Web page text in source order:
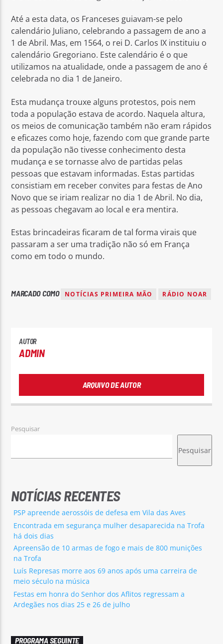
Rádio No ar
Até a esta data, os Franceses guiavam-se pelo
calendário Juliano, celebrando a passagem de ano a
1 de Abril. Mas, em 1564, o rei D. Carlos IX instituiu o
calendário Gregoriano. Este calendário é o que
utilizamos na atualidade, onde a passagem de ano é
celebrada no dia 1 de Janeiro.
Esta mudança trouxe alguns protestos, pois nem
toda a população estava de acordo. Naquela altura,
os meios de comunicação também não eram rápidos
e eficazes como hoje, fazendo com que grande parte
da população não tivesse conhecimento desta
mudança e se tornasse alvo de partidas pelas
pessoas que estavam informadas. Estas partidas
consistiam em receber convites para festas de Ano
Novo que se iriam realizar no dia 1 de Abril. No dia,
as pessoas chegavam ao local e era mentira.
Estas brincadeiras ficaram de tal forma virais que
passaram a ser uma tradição não só em França
como em todo o mundo.
MARCADO COMO NOTÍCIAS PRIMEIRA MÃO RÁDIO NOAR
AUTOR
ADMIN
ARQUIVO DE AUTOR
Pesquisar
Pesquisar
NOTÍCIAS RECENTES
PSP apreende aerossóis de defesa em Vila das Aves
Encontrada em segurança mulher desaparecida na Trofa
há dois dias
Apreensão de 10 armas de fogo e mais de 800 munições
na Trofa
Luís Represas morre aos 69 anos após uma carreira de
meio século na música
Festas em honra do Senhor dos Aflitos regressam a
Ardegães nos dias 25 e 26 de julho
PROGRAMA SEGUINTE